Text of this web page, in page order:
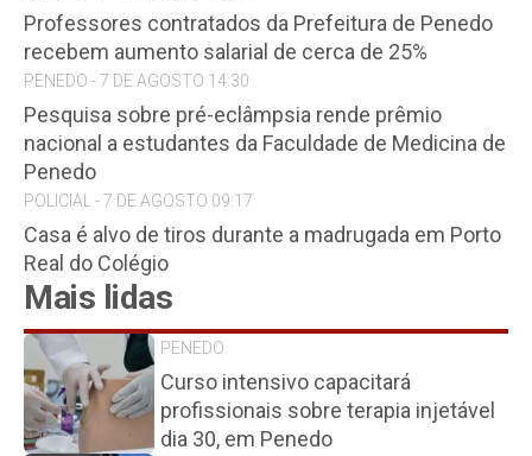
Professores contratados da Prefeitura de Penedo
recebem aumento salarial de cerca de 25%
PENEDO - 7 DE AGOSTO 14:30
Pesquisa sobre pré-eclâmpsia rende prêmio
nacional a estudantes da Faculdade de Medicina de
Penedo
POLICIAL - 7 DE AGOSTO 09:17
Casa é alvo de tiros durante a madrugada em Porto
Real do Colégio
Mais lidas
PENEDO
Curso intensivo capacitará
profissionais sobre terapia injetável
dia 30, em Penedo